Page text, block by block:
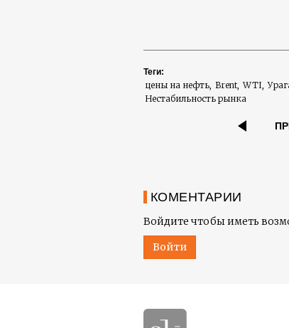
Теги:
цены на нефть Brent WTI
Нестабильность рынка
КОМЕНТАРИИ
Войдите чтобы иметь
Войти